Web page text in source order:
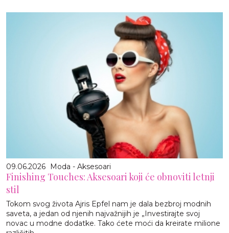
09.06.2026 Moda - Aksesoari
Finishing Touches: Aksesoari koji će obnoviti letnji
stil
Tokom svog života Ajris Epfel nam je dala bezbroj modnih
saveta, a jedan od njenih najvažnijih je „Investirajte svoj
novac u modne dodatke. Tako ćete moći da kreirate milione